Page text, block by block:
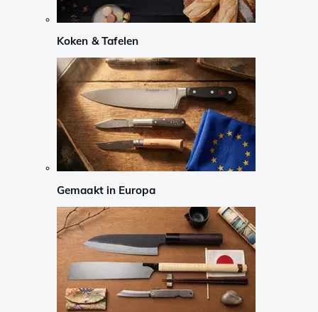
Koken & Tafelen
Gemaakt in Europa